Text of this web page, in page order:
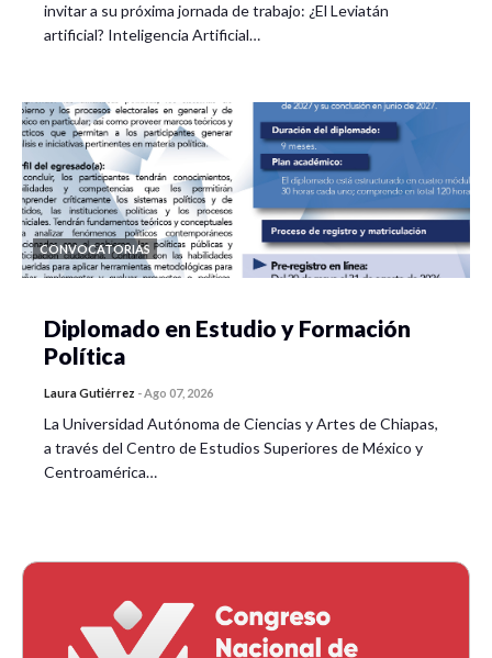
invitar a su próxima jornada de trabajo: ¿El Leviatán
artificial? Inteligencia Artificial…
CONVOCATORIAS
Diplomado en Estudio y Formación
Política
Laura Gutiérrez -Ago 07, 2026
La Universidad Autónoma de Ciencias y Artes de Chiapas,
a través del Centro de Estudios Superiores de México y
Centroamérica…